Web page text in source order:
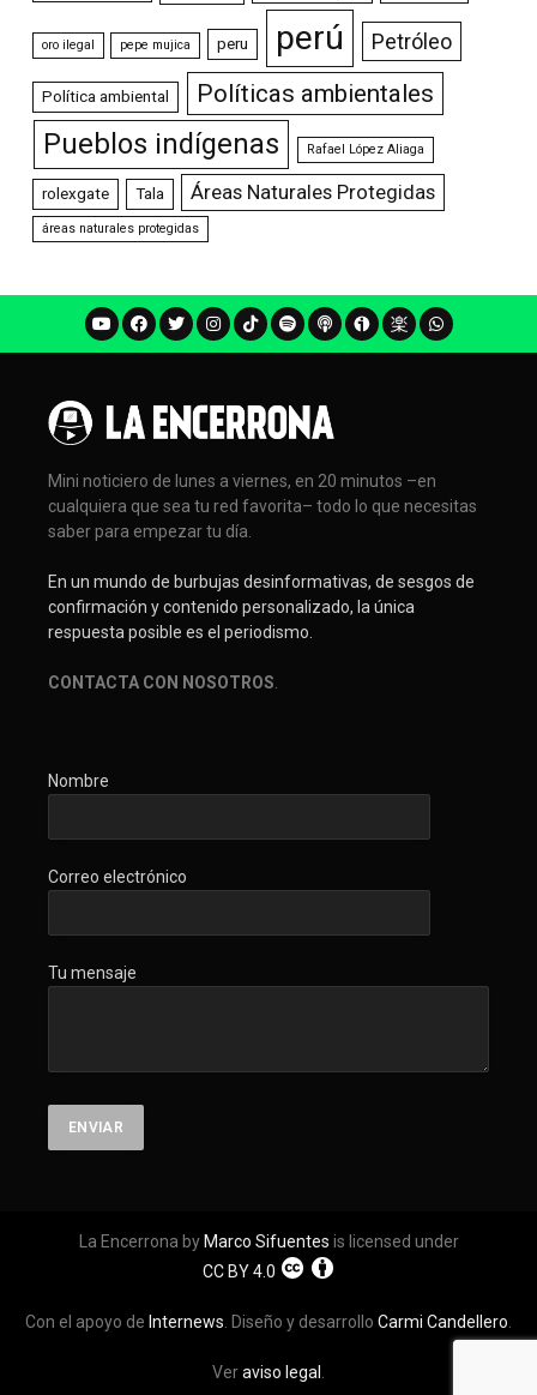
oro ilegal pepe mujica peru perú Petróleo
Política ambiental Políticas ambientales
Pueblos indígenas Rafael López Aliaga
rolexgate Tala Áreas Naturales Protegidas
áreas naturales protegidas
Mini noticiero de lunes a viernes, en 20 minutos –en
cualquiera que sea tu red favorita– todo lo que necesitas
saber para empezar tu día.
En un mundo de burbujas desinformativas, de sesgos de
confirmación y contenido personalizado, la única
respuesta posible es el periodismo.
CONTACTA CON NOSOTROS
Nombre
Correo electrónico
Tu mensaje
La Encerrona by Marco Sifuentes is licensed under
CC BY 4.0
Con el apoyo de Internews . Diseño y desarrollo Carmi Candellero
Veraviso legal